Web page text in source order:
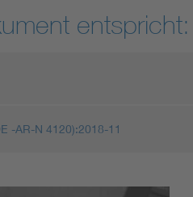
entspricht:
-AR-N 4120):2018-11